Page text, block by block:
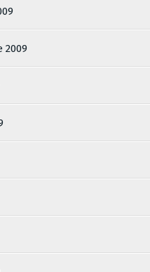
2009